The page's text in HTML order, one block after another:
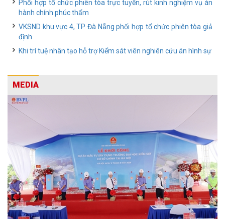
Phối hợp tổ chức phiên tòa trực tuyến, rút kinh nghiệm vụ án
hành chính phúc thẩm
VKSND khu vực 4, TP Đà Nẵng phối hợp tổ chức phiên tòa giả
định
Khi trí tuệ nhân tạo hỗ trợ Kiểm sát viên nghiên cứu án hình sự
MEDIA